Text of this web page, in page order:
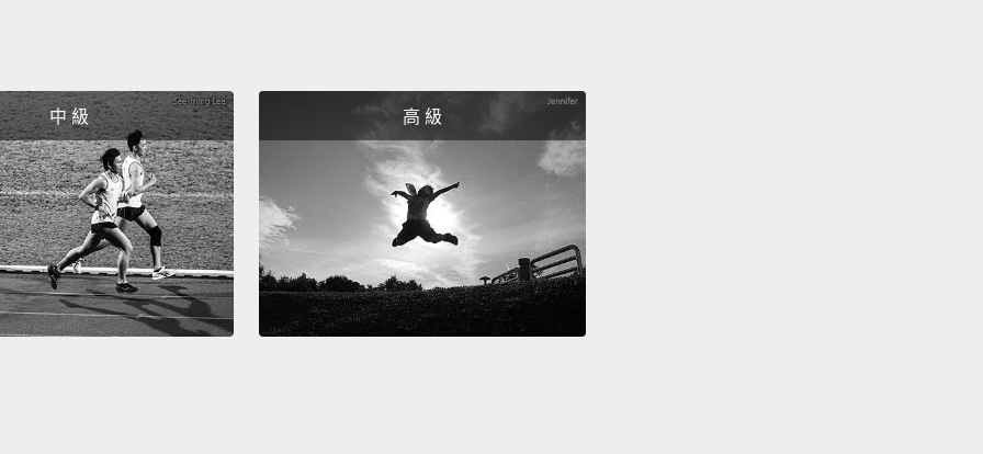
我做廣告方面的工作。
Oh, nice.
Cool.
喔，很好。酷。
There you are. Two glasses of white wine.
為您上飲料。兩杯白酒。
中 級 高 級